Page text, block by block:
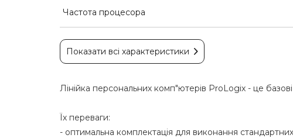
Частота процесора
Показати всі характеристики
Лінійка персональних комп"ютерів ProLogix - це
Їх переваги:
- оптимальна комплектація для виконання